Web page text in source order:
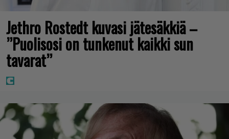
Jethro Rostedt kuvasi jätesäkkiä –
”Puolisosi on tunkenut kaikki sun
tavarat”